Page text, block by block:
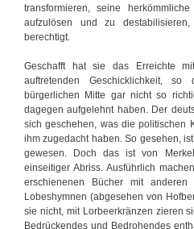
n
s
transformieren, seine
aufzulösen und zu
berechtigt.
Geschafft hat sie das Erreichte
auftretenden Geschicklichkeit,
bürgerlichen Mitte gar nicht so
dagegen aufgelehnt haben. Der
sich geschehen, was die politischen
ihm zugedacht haben. So gesehen,
gewesen. Doch das ist von
einseitiger Abriss. Ausführlich
erschienenen Bücher mit anderen
Lobeshymnen (abgesehen von
sie nicht, mit Lorbeerkränzen zieren
Bedrückendes und Bedrohendes